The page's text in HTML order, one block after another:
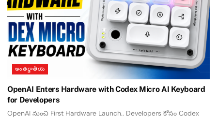
అంతర్జాతీయ
OpenAI Enters Hardware with Codex Micro AI Keyboard
for Developers
OpenAI నుంచి First Hardware Launch.. Developers కోసం Codex